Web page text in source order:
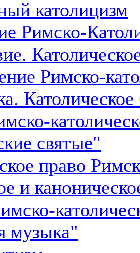
католицизм
Римско-
Римско-
святые"
право
и
музыка"